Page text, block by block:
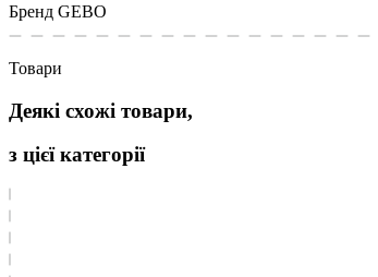
Бренд GEBO
Товари
Деякі схожі товари,
з цієї категорії